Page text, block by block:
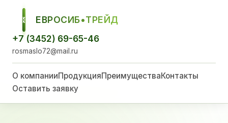
ЕСТ
ЕВРОСИБ•ТРЕЙД
+7 (3452) 69-65-46
rosmaslo72@mail.ru
О компанииПродукцияПреимуществаКонтакты
Оставить заявку